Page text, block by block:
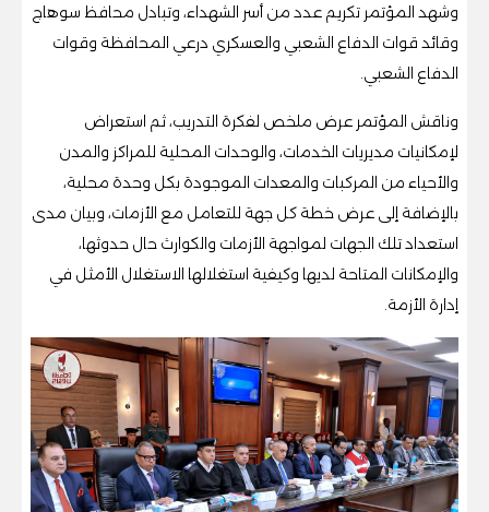
وشهد المؤتمر تكريم عدد من أسر الشهداء، وتبادل محافظ سوهاج
وقائد قوات الدفاع الشعبي والعسكري درعي المحافظة وقوات
الدفاع الشعبي.
وناقش المؤتمر عرض ملخص لفكرة التدريب، ثم استعراض
لإمكانيات مديريات الخدمات، والوحدات المحلية للمراكز والمدن
والأحياء من المركبات والمعدات الموجودة بكل وحدة محلية،
بالإضافة إلى عرض خطة كل جهة للتعامل مع الأزمات، وبيان مدى
استعداد تلك الجهات لمواجهة الأزمات والكوارث حال حدوثها،
والإمكانات المتاحة لديها وكيفية استغلالها الاستغلال الأمثل في
إدارة الأزمة.